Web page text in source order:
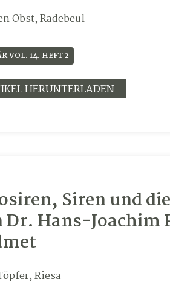
Obst, Radebeul
VOL. 14. HEFT 2
HERUNTERLADEN
Siren und
Hans-Joachim
Riesa